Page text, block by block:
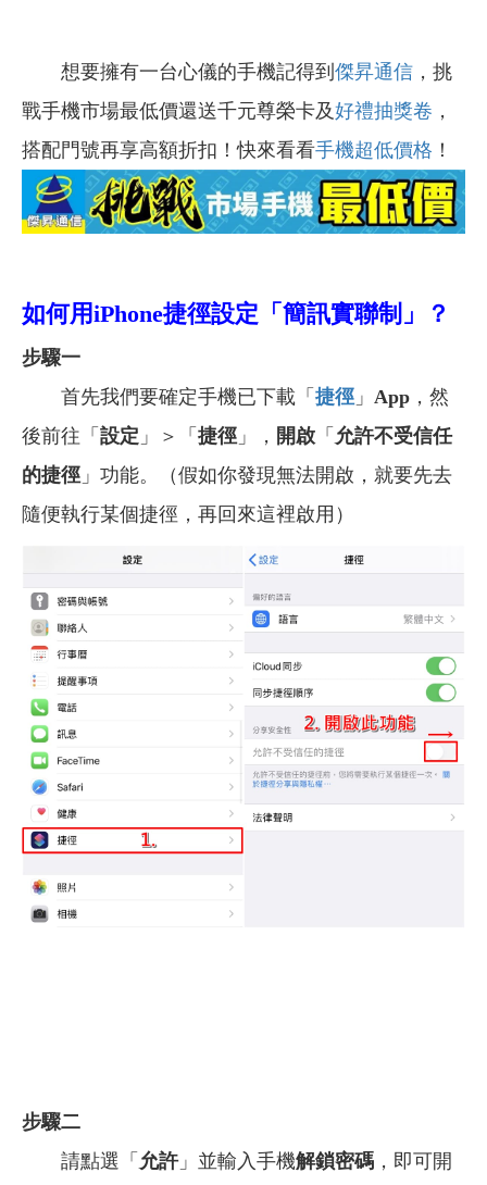
想要擁有一台心儀的手機記得到 傑昇通信 ，挑
戰手機市場最低價還送千元尊榮卡及好禮抽獎卷 ，
搭配門號再享高額折扣！快來看看手機超低價格 ！
如何用iPhone捷徑設定「簡訊實聯制」？
步驟一
首先我們要確定手機已下載「 捷徑 」 App ，然
後前往「 設定 」＞「 捷徑 」， 開啟 「 允許不受信任
的捷徑 」功能。（假如你發現無法開啟，就要先去
隨便執行某個捷徑，再回來這裡啟用）
步驟二
請點選「 允許」並輸入手機解鎖密碼 ，即可開